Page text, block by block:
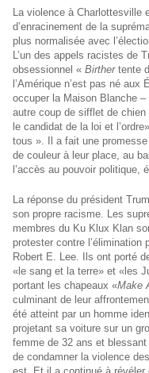
La violence à Charlottesville
d’enracinement de la
plus normalisée avec
L’un des appels racistes de
obsessionnel « Birther tente
l’Amérique n’est pas né
occuper la Maison Blanche
autre coup de sifflet de
le candidat de la loi et
tous ». Il a fait une
de couleur à leur place, au
l’accès au pouvoir politique,
La réponse du président
son propre racisme. Les
membres du Ku Klux Klan
protester contre
Robert E. Lee. Ils ont porté
«le sang et la terre» et «les
portant les chapeaux «Make
culminant de leur
été atteint par un homme
projetant sa voiture sur un
femme de 32 ans et
de condamner la violence